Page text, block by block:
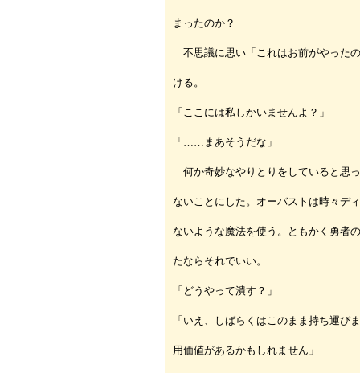
まったのか？
不思議に思い「これはお前がやった
ける。
「ここには私しかいませんよ？」
「……まあそうだな」
何か奇妙なやりとりをしていると思
ないことにした。オーバストは時々デ
ないような魔法を使う。ともかく勇者
たならそれでいい。
「どうやって潰す？」
「いえ、しばらくはこのまま持ち運び
用価値があるかもしれません」